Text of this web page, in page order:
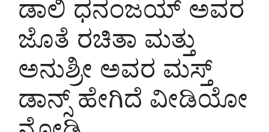
ಡಾಲಿ ಧನಂಜಯ್ ಅವರ
ಜೊತೆ ರಚಿತಾ ಮತ್ತು
ಅನುಶ್ರೀ ಅವರ ಮಸ್ತ್
ಡಾನ್ಸ್ ಹೇಗಿದೆ ವೀಡಿಯೋ